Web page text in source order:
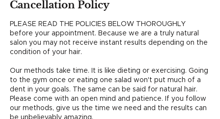
Cancellation Policy
PLEASE READ THE POLICIES BELOW THOROUGHLY
before your appointment. Because we are a truly natural
salon you may not receive instant results depending on the
condition of your hair.
Our methods take time. It is like dieting or exercising. Going
to the gym once or eating one salad won't put much of a
dent in your goals. The same can be said for natural hair.
Please come with an open mind and patience. If you follow
our methods, give us the time we need and the results can
be unbelievably amazing.